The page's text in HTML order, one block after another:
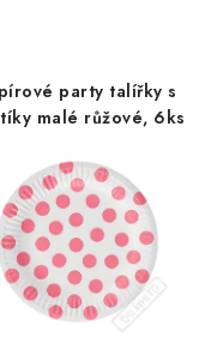
party talířky s
malé růžové, 6ks